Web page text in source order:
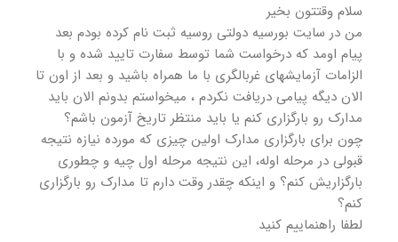
سلام وقتتون بخیر
من در سایت بورسیه دولتی روسیه ثبت نام کرده بودم بعد
پیام اومد که درخواست شما توسط سفارت تایید شده و با
الزامات آزمایشهای غربالگری با ما همراه باشید و بعد از اون تا
الان دیگه پیامی دریافت نکردم ، میخواستم بدونم الان باید
مدارک رو بارگزاری کنم یا باید منتظر تاریخ آزمون باشم؟
چون برای بارگزاری مدارک اولین چیزی که مورده نیازه نتیجه
قبولی در مرحله اوله، این نتیجه مرحله اول چیه و چطوری
بارگزاریش کنم؟ و اینکه چقدر وقت دارم تا مدارک رو بارگزاری
کنم؟
لطفا راهنماییم کنید